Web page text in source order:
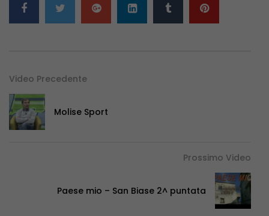
Video Precedente
Molise Sport
Prossimo Video
Paese mio – San Biase 2^ puntata